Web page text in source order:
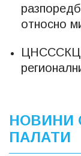
относно
НОВИНИ
ПАЛАТИ